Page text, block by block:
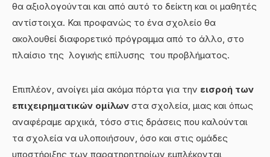
θα αξιολογούνται και από αυτό το δείκτη και οι μαθητές
αντίστοιχα. Και προφανώς το ένα σχολείο θα
ακολουθεί διαφορετικό πρόγραμμα από το άλλο, στο
πλαίσιο της λογικής επίλυσης του προβλήματος.
Επιπλέον, ανοίγει μία ακόμα πόρτα για την εισροή των
επιχειρηματικών ομίλων στα σχολεία, μιας και όπως
αναφέραμε αρχικά, τόσο στις δράσεις που καλούνται
τα σχολεία να υλοποιήσουν, όσο και στις ομάδες
υποστήριξης των παρατηρητηρίων εμπλέκονται